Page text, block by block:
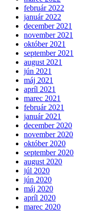
február 2022
január 2022
december 2021
november 2021
október 2021
september 2021
august 2021
jún 2021
máj 2021
apríl 2021
marec 2021
február 2021
január 2021
december 2020
november 2020
október 2020
september 2020
august 2020
júl 2020
jún 2020
máj 2020
apríl 2020
marec 2020